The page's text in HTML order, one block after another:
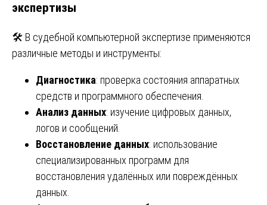
экспертизы
🛠️ В судебной компьютерной экспертизе применяются
различные методы и инструменты:
Диагностика: проверка состояния аппаратных
средств и программного обеспечения.
Анализ данных: изучение цифровых данных,
логов и сообщений.
Восстановление данных: использование
специализированных программ для
восстановления удалённых или повреждённых
данных.